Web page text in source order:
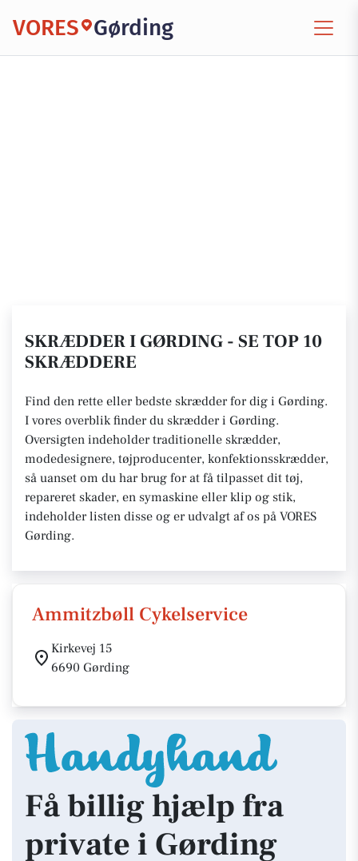
VORES Gørding
SKRÆDDER I GØRDING - SE TOP 10
SKRÆDDERE
Find den rette eller bedste skrædder for dig i Gørding.
I vores overblik finder du skrædder i Gørding.
Oversigten indeholder traditionelle skrædder,
modedesignere, tøjproducenter, konfektionsskrædder,
så uanset om du har brug for at få tilpasset dit tøj,
repareret skader, en symaskine eller klip og stik,
indeholder listen disse og er udvalgt af os på VORES
Gørding.
Ammitzbøll Cykelservice
Kirkevej 15
6690 Gørding
Få billig hjælp fra
private i Gørding